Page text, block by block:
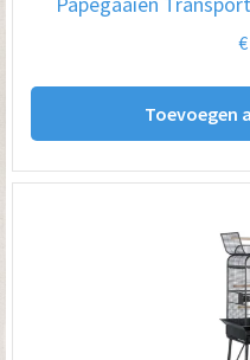
€
Toevoegen